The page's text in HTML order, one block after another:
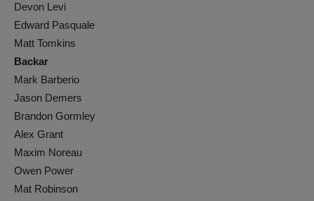
Devon Levi
Edward Pasquale
Matt Tomkins
Backar
Mark Barberio
Jason Demers
Brandon Gormley
Alex Grant
Maxim Noreau
Owen Power
Mat Robinson